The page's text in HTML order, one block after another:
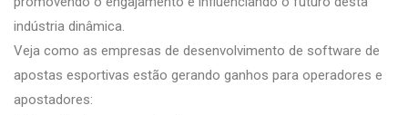
indústria dinâmica.
Veja como as empresas de desenvolvimento de software de
apostas esportivas estão gerando ganhos para operadores e
apostadores: